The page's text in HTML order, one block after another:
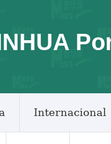
Internacional